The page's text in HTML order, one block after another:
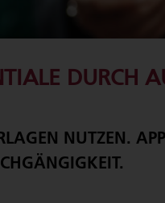
DURCH
NUTZEN.